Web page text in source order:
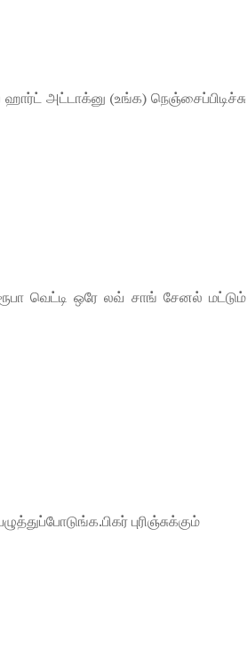
அட்டாக்னு (உங்க) நெஞ்சைப்பிடிச்சு
வெட்டி ஒரே லவ் சாங் சேனல் மட்டும்
புரிஞ்சுக்கும்